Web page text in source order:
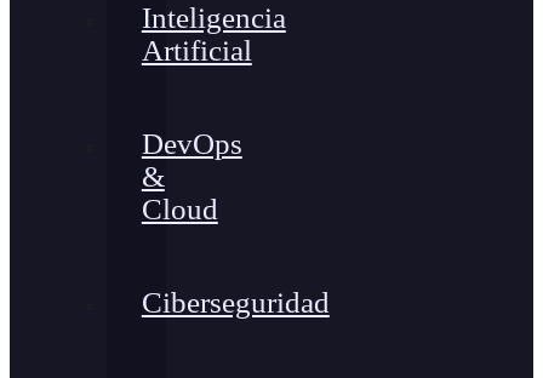
Inteligencia
Artificial
DevOps
&
Cloud
Ciberseguridad